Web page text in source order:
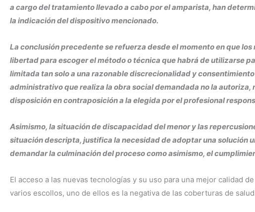
a cargo del tratamiento llevado a cabo por el amparista, han
la indicación del dispositivo mencionado.
La conclusión precedente se refuerza desde el momento en que
libertad para escoger el método o técnica que habrá de utilizarse
limitada tan solo a una razonable discrecionalidad y
administrativo que realiza la obra social demandada no la
disposición en contraposición a la elegida por el profesional
Asimismo, la situación de discapacidad del menor y las
situación descripta, justifica la necesidad de adoptar una solución
demandar la culminación del proceso como asimismo, el
El acceso a las nuevas tecnologías y su uso para una mejor calidad
varios escollos, uno de ellos es la negativa de las coberturas de